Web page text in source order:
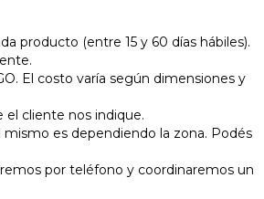
producto (entre 15 y 60 días hábiles).
El costo varía según dimensiones y
cliente nos indique.
es dependiendo la zona. Podés
por teléfono y coordinaremos un